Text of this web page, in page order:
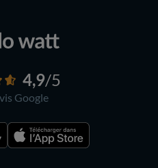
4,9/5
Google